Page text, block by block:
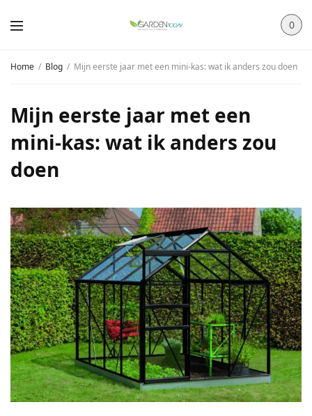
0
Home Blog Mijn eerste jaar met een mini-kas: wat ik anders zou doen
Mijn eerste jaar met een
mini-kas: wat ik anders zou
doen